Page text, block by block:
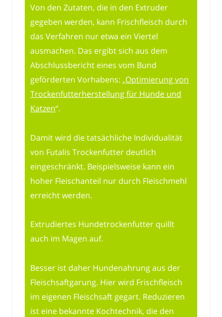
Von den Zutaten, die in den Extruder
gegeben werden, kann Frischfleisch durch
das Verfahren nur etwa ein Viertel
ausmachen. Das ergibt sich aus dem
Abschlussbericht eines vom Bund
geförderten Vorhabens: „Optimierung von
Trockenfutterherstellung für Hunde und
Katzen“.
Damit wird die tatsächliche Individualität
von Futalis Trockenfutter deutlich
eingeschränkt. Beispielsweise kann ein
hoher Fleischanteil nur durch Fleischmehl
erreicht werden.
Extrudiertes Hundetrockenfutter quillt
auch im Magen auf.
Besser ist daher Hundenahrung aus der
Fleischsaftgarung. Hier wird Frischfleisch
im eigenen Fleischsaft gegart. Reduzieren
ist eine bekannte Kochtechnik, die den